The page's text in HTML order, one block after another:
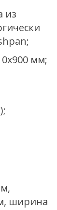
из
;
мм;
ширина